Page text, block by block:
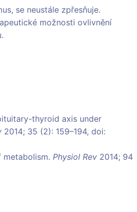
se neustále zpřesňuje.
možnosti ovlivnění
thyroid axis under
2014; 35 (2): 159–194, doi:
metabolism. Physiol Rev 2014; 94